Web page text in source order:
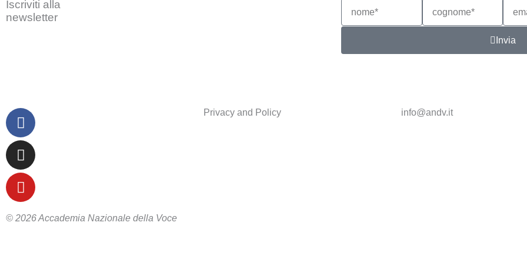
Iscriviti alla
newsletter
Invia
Facebook
Instagram
Youtube Privacy and Policy info@andv.it
© 2026 Accademia Nazionale della Voce